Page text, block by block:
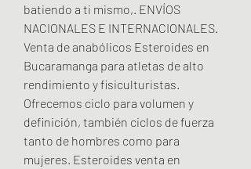
batiendo a ti mismo,. ENVÍOS
NACIONALES E INTERNACIONALES.
Venta de anabólicos Esteroides en
Bucaramanga para atletas de alto
rendimiento y fisiculturistas.
Ofrecemos ciclo para volumen y
definición, también ciclos de fuerza
tanto de hombres como para
mujeres. Esteroides venta en